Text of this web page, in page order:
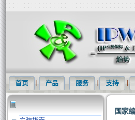
首页 产品 服务 支持
国家